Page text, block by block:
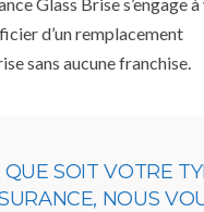
d’un remplacement
sans aucune franchise.
SOIT VOTRE
NOUS